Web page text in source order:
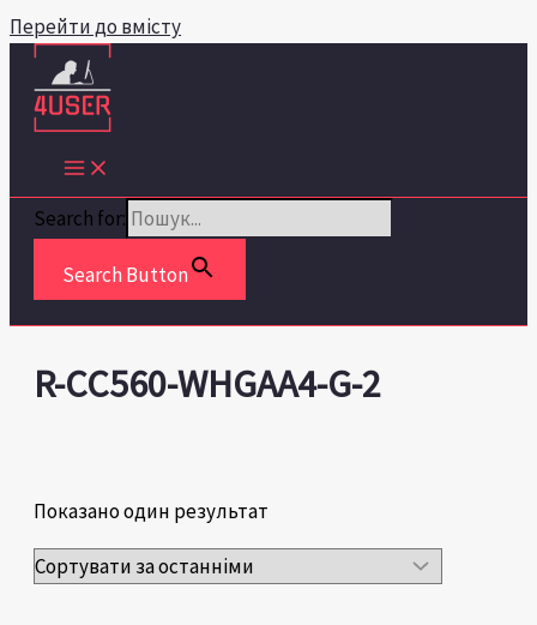
Перейти до вмісту
Search for:
Search Button
R-CC560-WHGAA4-G-2
Показано один результат